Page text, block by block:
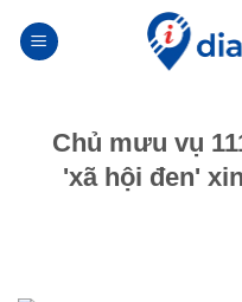
Chủ mưu vụ
'xã hội đen'